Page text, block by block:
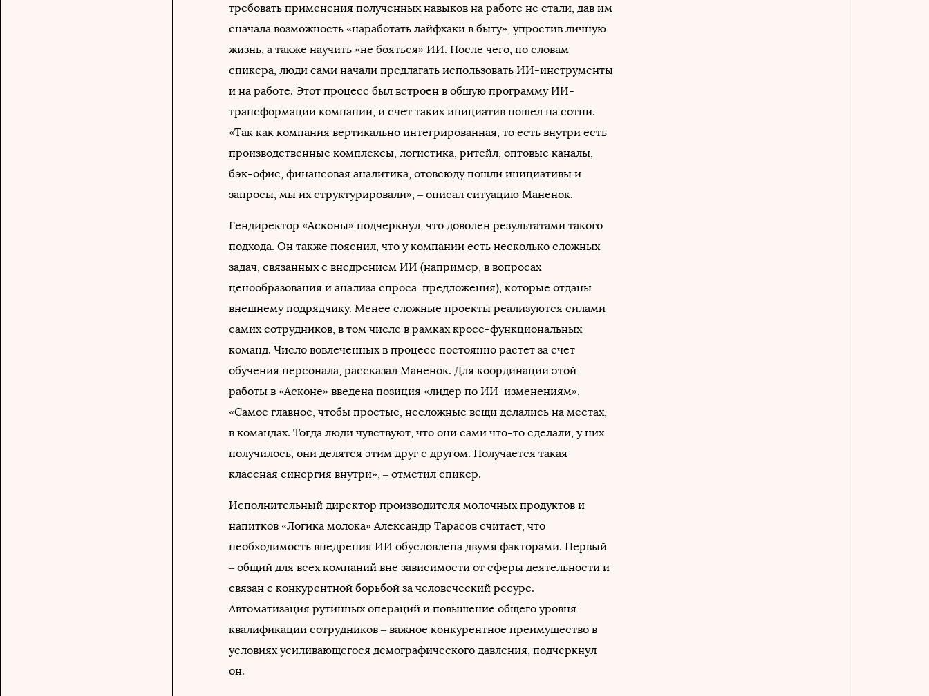
требовать применения полученных навыков на работе не стали, дав им
сначала возможность «наработать лайфхаки в быту», упростив личную
жизнь, а также научить «не бояться» ИИ. После чего, по словам
спикера, люди сами начали предлагать использовать ИИ-инструменты
и на работе. Этот процесс был встроен в общую программу ИИ-
трансформации компании, и счет таких инициатив пошел на сотни.
«Так как компания вертикально интегрированная, то есть внутри есть
производственные комплексы, логистика, ритейл, оптовые каналы,
бэк-офис, финансовая аналитика, отовсюду пошли инициативы и
запросы, мы их структурировали», – описал ситуацию Маненок.
Гендиректор «Асконы» подчеркнул, что доволен результатами такого
подхода. Он также пояснил, что у компании есть несколько сложных
задач, связанных с внедрением ИИ (например, в вопросах
ценообразования и анализа спроса–предложения), которые отданы
внешнему подрядчику. Менее сложные проекты реализуются силами
самих сотрудников, в том числе в рамках кросс-функциональных
команд. Число вовлеченных в процесс постоянно растет за счет
обучения персонала, рассказал Маненок. Для координации этой
работы в «Асконе» введена позиция «лидер по ИИ-изменениям».
«Самое главное, чтобы простые, несложные вещи делались на местах,
в командах. Тогда люди чувствуют, что они сами что-то сделали, у них
получилось, они делятся этим друг с другом. Получается такая
классная синергия внутри», – отметил спикер.
Исполнительный директор производителя молочных продуктов и
напитков «Логика молока» Александр Тарасов считает, что
необходимость внедрения ИИ обусловлена двумя факторами. Первый
– общий для всех компаний вне зависимости от сферы деятельности и
связан с конкурентной борьбой за человеческий ресурс.
Автоматизация рутинных операций и повышение общего уровня
квалификации сотрудников – важное конкурентное преимущество в
условиях усиливающегося демографического давления, подчеркнул
он.